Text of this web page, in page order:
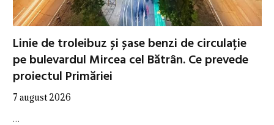
Linie de troleibuz și șase benzi de circulație
pe bulevardul Mircea cel Bătrân. Ce prevede
proiectul Primăriei
7 august 2026
…